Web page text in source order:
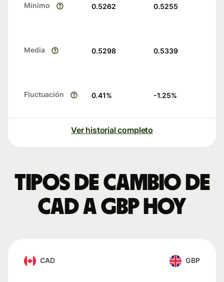
Mínimo 0.5262 0.5255
Media 0.5298 0.5339
Fluctuación 0.41% -1.25%
Ver historial completo
Tipos de cambio de
CAD a GBP hoy
CAD GBP